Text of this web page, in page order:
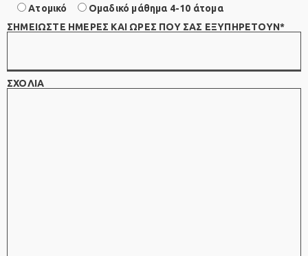
Ατομικό
Ομαδικό μάθημα 4-10 άτομα
ΣΗΜΕΙΩΣΤΕ ΗΜΕΡΕΣ ΚΑΙ ΩΡΕΣ ΠΟΥ ΣΑΣ ΕΞΥΠΗΡΕΤΟΥΝ*
ΣΧΟΛΙΑ